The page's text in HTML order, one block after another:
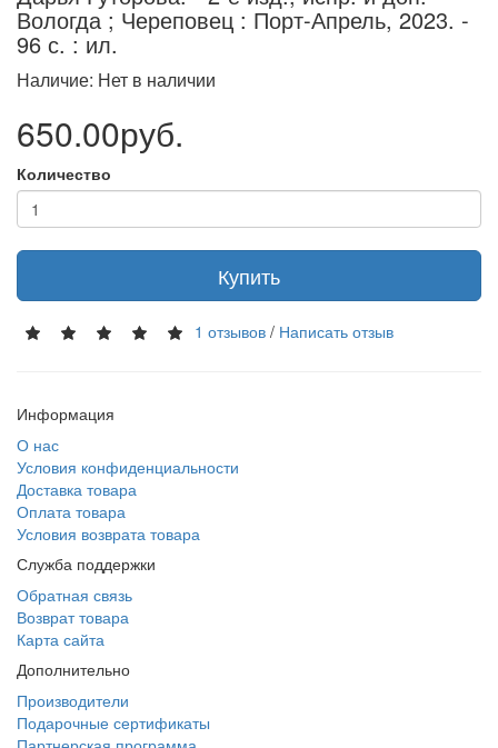
Вологда ; Череповец : Порт-Апрель, 2023. -
96 с. : ил.
Наличие: Нет в наличии
650.00руб.
Количество
Купить
1 отзывов / Написать отзыв
Информация
О нас
Условия конфиденциальности
Доставка товара
Оплата товара
Условия возврата товара
Служба поддержки
Обратная связь
Возврат товара
Карта сайта
Дополнительно
Производители
Подарочные сертификаты